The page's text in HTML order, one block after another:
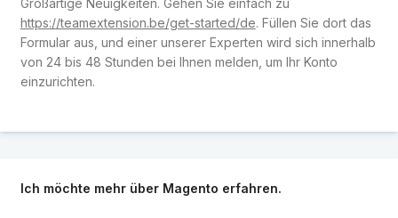
https://teamextension.be/get-started/de. Füllen Sie dort das
Formular aus, und einer unserer Experten wird sich innerhalb
von 24 bis 48 Stunden bei Ihnen melden, um Ihr Konto
einzurichten.
Ich möchte mehr über Magento erfahren.